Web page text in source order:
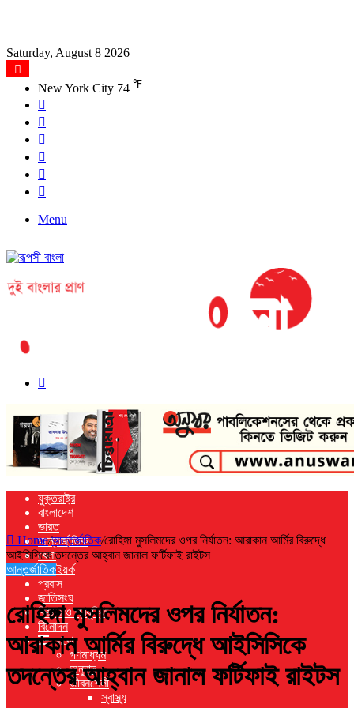
Saturday, August 8 2026
New York City 74 ℉
Menu
যুক্তরাষ্ট্র
বাংলাদেশ
ভারত
আন্তর্জাতিক
খেলা
নিউ ইয়র্ক
প্রবাস
জাতিসংঘ
বিজ্ঞান ও প্রযুক্তি
বিনোদন
আরো
গণমাধ্যম
অনুবাদ
জীবনশৈলী
স্বাস্থ্য
Home/আন্তর্জাতিক/রোহিঙ্গা মুসলিমদের ওপর নির্যাতন: আরাকান আর্মির বিরুদ্ধে
আইসিসিকে তদন্তের আহ্বান জানাল ফর্টিফাই রাইটস
আন্তর্জাতিক
রোহিঙ্গা মুসলিমদের ওপর নির্যাতন:
আরাকান আর্মির বিরুদ্ধে আইসিসিকে
তদন্তের আহ্বান জানাল ফর্টিফাই রাইটস